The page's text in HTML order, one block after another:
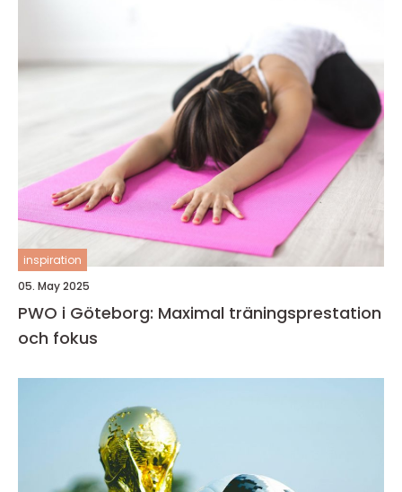
inspiration
05. May 2025
PWO i Göteborg: Maximal träningsprestation
och fokus